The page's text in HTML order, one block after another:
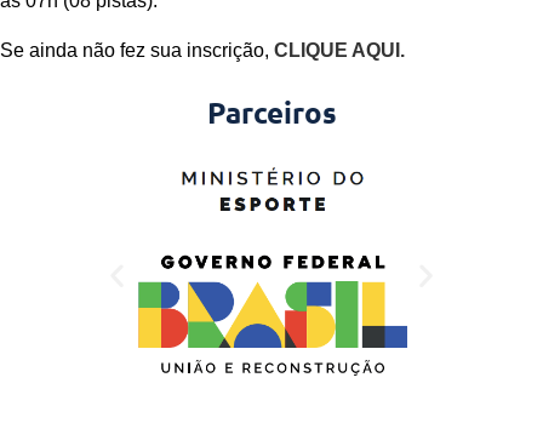
Se ainda não fez sua inscrição, CLIQUE AQUI.
Parceiros